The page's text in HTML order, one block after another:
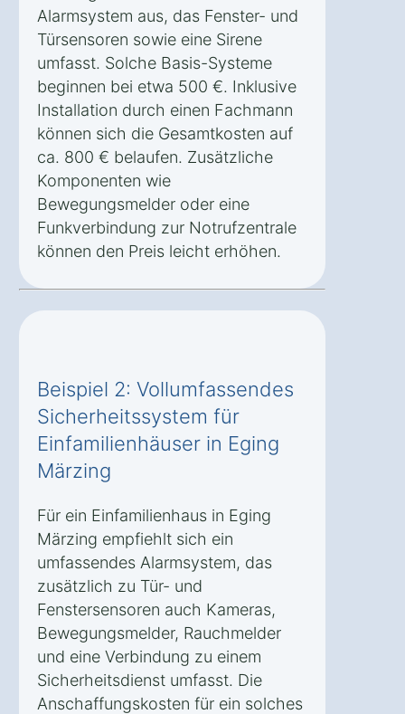
Alarmsystem aus, das Fenster- und
Türsensoren sowie eine Sirene
umfasst. Solche Basis-Systeme
beginnen bei etwa 500 €. Inklusive
Installation durch einen Fachmann
können sich die Gesamtkosten auf
ca. 800 € belaufen. Zusätzliche
Komponenten wie
Bewegungsmelder oder eine
Funkverbindung zur Notrufzentrale
können den Preis leicht erhöhen.
Beispiel 2: Vollumfassendes
Sicherheitssystem für
Einfamilienhäuser in Eging
Märzing
Für ein Einfamilienhaus in Eging
Märzing empfiehlt sich ein
umfassendes Alarmsystem, das
zusätzlich zu Tür- und
Fenstersensoren auch Kameras,
Bewegungsmelder, Rauchmelder
und eine Verbindung zu einem
Sicherheitsdienst umfasst. Die
Anschaffungskosten für ein solches